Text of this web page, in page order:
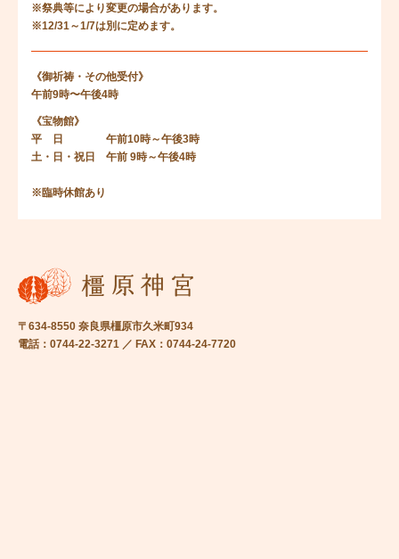
※祭典等により変更の場合があります。
※12/31～1/7は別に定めます。
《御祈祷・その他受付》
午前9時〜午後4時
《宝物館》
平 日 午前10時～午後3時
土・日・祝日 午前 9時～午後4時
※臨時休館あり
〒634-8550 奈良県橿原市久米町934
電話：0744-22-3271 ／ FAX：0744-24-7720